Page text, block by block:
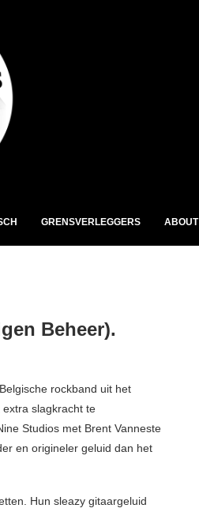
GRENSVERLEGGERS ABOUT
Beheer).
rockband uit het
slagkracht te
Studios met Brent Vanneste
en origineler geluid dan het
Hun sleazy gitaargeluid